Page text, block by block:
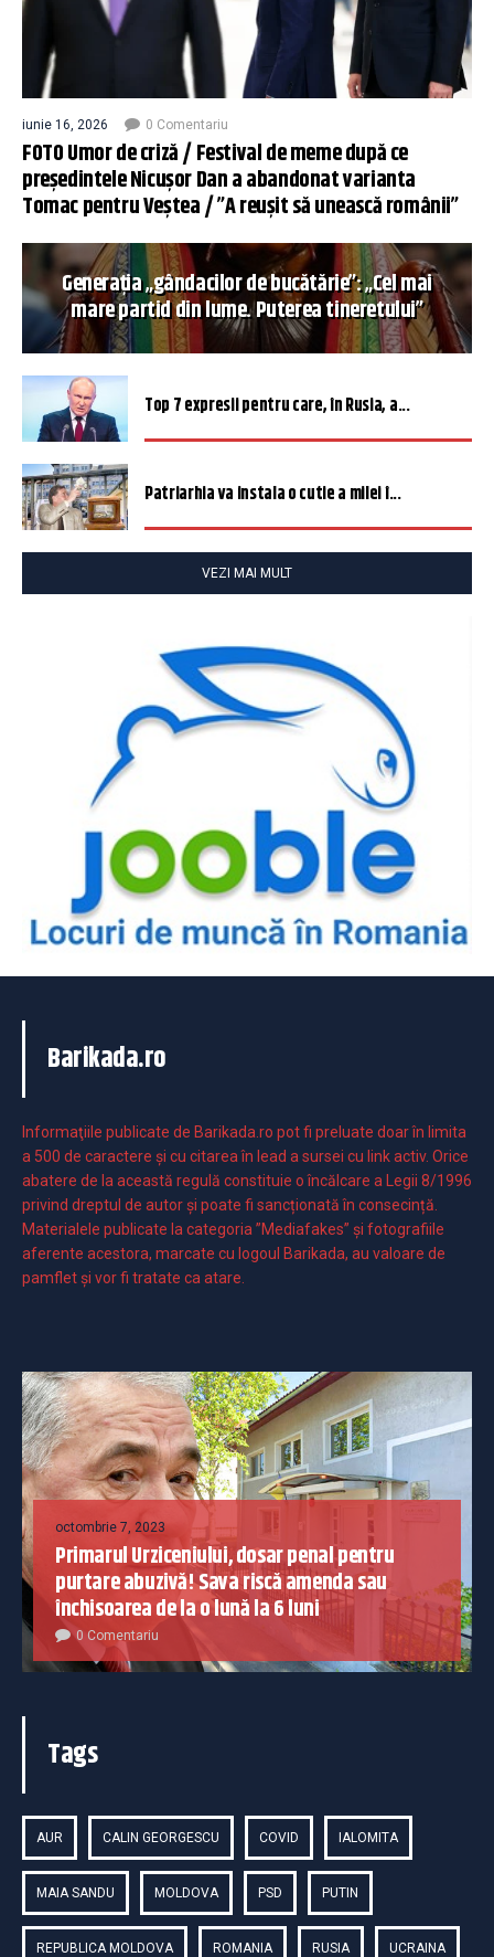
iunie 16, 2026 0 Comentariu
FOTO Umor de criză / Festival de meme după ce
președintele Nicușor Dan a abandonat varianta
Tomac pentru Veștea / ”A reușit să unească românii”
Generația „gândacilor de bucătărie”: „Cel mai
mare partid din lume. Puterea tineretului”
Top 7 expresii pentru care, în Rusia, a...
Patriarhia va instala o cutie a milei î...
VEZI MAI MULT
Barikada.ro
Informaţiile publicate de Barikada.ro pot fi preluate doar în limita
a 500 de caractere şi cu citarea în lead a sursei cu link activ. Orice
abatere de la această regulă constituie o încălcare a Legii 8/1996
privind dreptul de autor și poate fi sancționată în consecință.
Materialele publicate la categoria ”Mediafakes” și fotografiile
aferente acestora, marcate cu logoul Barikada, au valoare de
pamflet și vor fi tratate ca atare.
octombrie 7, 2023
Primarul Urziceniului, dosar penal pentru
purtare abuzivă! Sava riscă amenda sau
închisoarea de la o lună la 6 luni
0 Comentariu
Tags
AUR CALIN GEORGESCU COVID IALOMITA
MAIA SANDU MOLDOVA PSD PUTIN
REPUBLICA MOLDOVA ROMANIA RUSIA UCRAINA